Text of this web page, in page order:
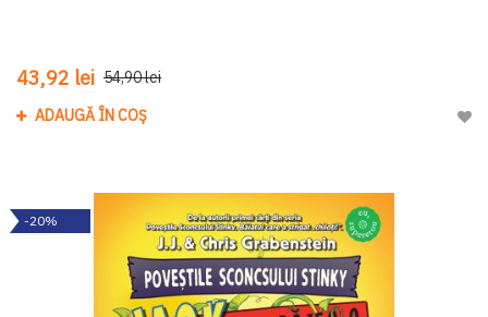
43,92 lei 54,90 lei
ADAUGĂ ÎN COȘ
-20%